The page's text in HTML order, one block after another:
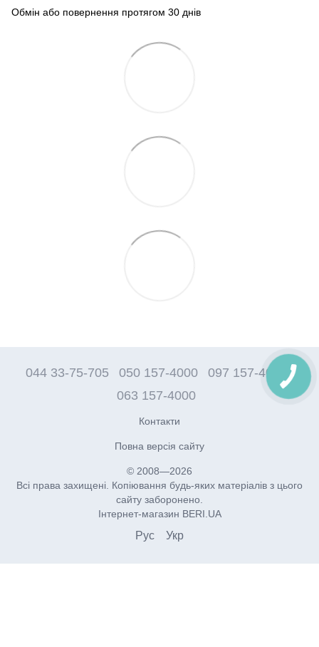
Обмін або повернення протягом 30 днів
044 33-75-705 050 157-4000
097 157-4000
063 157-4000
Контакти
Повна версія сайту
© 2008—2026
Всі права захищені. Копіювання будь-яких матеріалів з цього
сайту заборонено.
Інтернет-магазин BERI.UA
Рус Укр